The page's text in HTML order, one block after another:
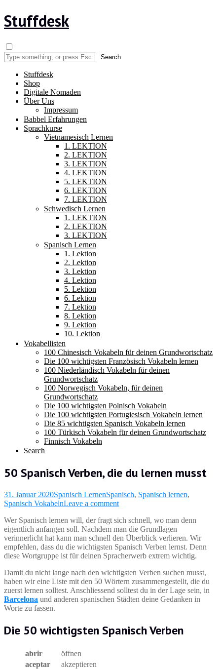
Stuffdesk
Stuffdesk
Shop
Digitale Nomaden
Über Uns
Impressum
Babbel Erfahrungen
Sprachkurse
Vietnamesisch Lernen
1. LEKTION
2. LEKTION
3. LEKTION
4. LEKTION
5. LEKTION
6. LEKTION
7. LEKTION
Schwedisch Lernen
1. LEKTION
2. LEKTION
3. LEKTION
Spanisch Lernen
1. Lektion
2. Lektion
3. Lektion
4. Lektion
5. Lektion
6. Lektion
7. Lektion
8. Lektion
9. Lektion
10. Lektion
Vokabellisten
100 Chinesisch Vokabeln für deinen Grundwortschatz
Die 100 wichtigsten Französisch Vokabeln lernen
100 Niederländisch Vokabeln für deinen
Grundwortschatz
100 Norwegisch Vokabeln, für deinen
Grundwortschatz
Die 100 wichtigsten Polnisch Vokabeln
Die 100 wichtigsten Portugiesisch Vokabeln lernen
Die 85 wichtigsten Spanisch Vokabeln lernen
100 Türkisch Vokabeln für deinen Grundwortschatz
Finnisch Vokabeln
Search
50 Spanisch Verben, die du lernen musst
31. Januar 2020Spanisch LernenSpanisch, Spanisch lernen,
Spanisch VokabelnLeave a comment
Wer Spanisch lernen will, der fragt sich schnell, wo man denn
eigentlich anfangen soll. Nachdem man die Grundlagen
verinnerlicht hat kann man schnell den Überblick verlieren. Wir
empfehlen, dass du die wichtigsten Spanisch Verben lernst. Denn
diese Wortgruppe ist für deinen Spracherwerb extrem wichtig.
Damit du nicht lange nach den wichtigsten Verben suchen musst,
haben wir eine Liste mit den 50 Wörtern zusammengestellt, die du
zuerst lernen solltest. Anschliessend solltest du in der Lage sein, in
Barcelona und anderen spanischen Städten deine Gedanken in
Worte zu fassen.
Die 50 wichtigsten Spanisch Verben
abrir
öffnen
aceptar
akzeptieren